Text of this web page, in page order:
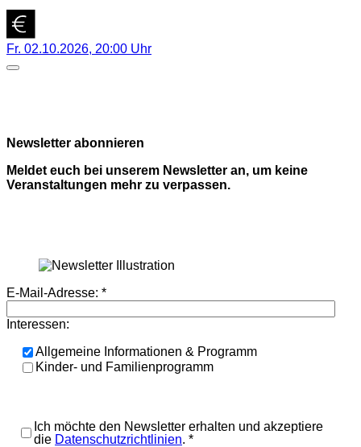
Fr. 02.10.2026, 20:00 Uhr
Newsletter abonnieren
Meldet euch bei unserem Newsletter an, um keine
Veranstaltungen mehr zu verpassen.
E-Mail-Adresse: *
Interessen:
Allgemeine Informationen & Programm
Kinder- und Familienprogramm
Ich möchte den Newsletter erhalten und akzeptiere
die Datenschutzrichtlinien. *